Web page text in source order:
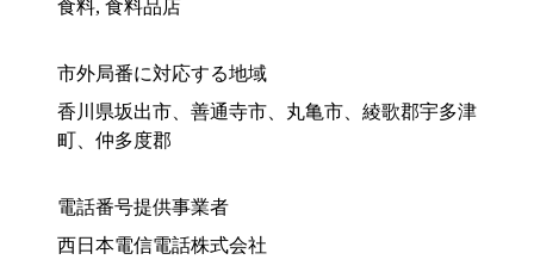
食料, 食料品店
市外局番に対応する地域
香川県坂出市、善通寺市、丸亀市、綾歌郡宇多津
町、仲多度郡
電話番号提供事業者
西日本電信電話株式会社